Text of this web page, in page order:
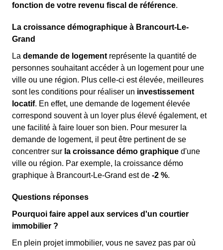
fonction de votre revenu fiscal de référence.
La croissance démographique à Brancourt-Le-
Grand
La demande de logement représente la quantité de
personnes souhaitant accéder à un logement pour une
ville ou une région. Plus celle-ci est élevée, meilleures
sont les conditions pour réaliser un investissement
locatif. En effet, une demande de logement élevée
correspond souvent à un loyer plus élevé également, et
une facilité à faire louer son bien. Pour mesurer la
demande de logement, il peut être pertinent de se
concentrer sur la croissance démo graphique d'une
ville ou région. Par exemple, la croissance démo
graphique à Brancourt-Le-Grand est de -2 %.
Questions réponses
Pourquoi faire appel aux services d'un courtier
immobilier ?
En plein projet immobilier, vous ne savez pas par où